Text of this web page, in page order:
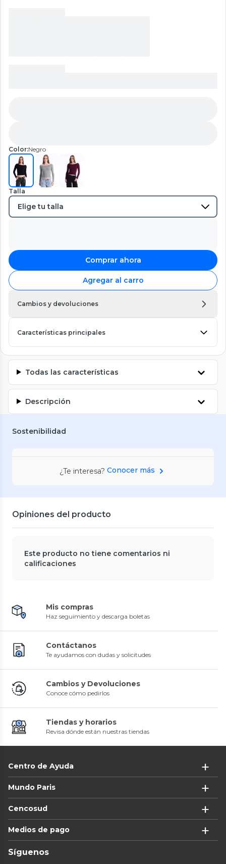
Color:Negro
Talla
Comprar ahora
Agregar al carro
Cambios y devoluciones
Características principales
Todas las características
Descripción
Sostenibilidad
¿Te interesa? Conocer más
Opiniones del producto
Este producto no tiene comentarios ni
calificaciones
Mis compras
Haz seguimiento y descarga boletas
Contáctanos
Te ayudamos con dudas y solicitudes
Cambios y Devoluciones
Conoce cómo pedirlos
Tiendas y horarios
Revisa dónde están nuestras tiendas
Centro de Ayuda
Mundo Paris
Cencosud
Medios de pago
Síguenos